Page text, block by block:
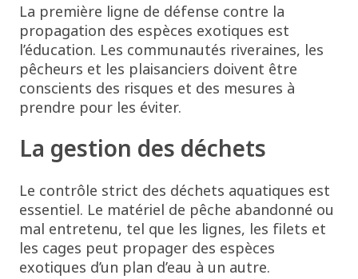
La première ligne de défense contre la
propagation des espèces exotiques est
l’éducation. Les communautés riveraines, les
pêcheurs et les plaisanciers doivent être
conscients des risques et des mesures à
prendre pour les éviter.
La gestion des déchets
Le contrôle strict des déchets aquatiques est
essentiel. Le matériel de pêche abandonné ou
mal entretenu, tel que les lignes, les filets et
les cages peut propager des espèces
exotiques d’un plan d’eau à un autre.